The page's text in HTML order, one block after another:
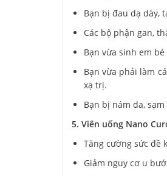
Bạn bị đau dạ dày,
Các bộ phận gan,
Bạn vừa sinh em
Bạn vừa phải làm
xạ trị.
Bạn bị nám da,
5. Viên uống Nano
Tăng cường sức đề
Giảm nguy cơ u